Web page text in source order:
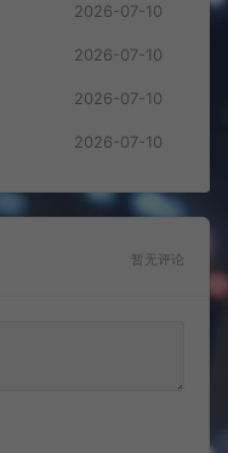
2026-07-10
2026-07-10
2026-07-10
2026-07-10
暂无评论